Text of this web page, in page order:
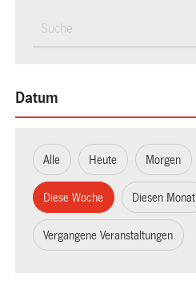
Datum
Alle Heute Morgen
Diese Woche Diesen Monat
Vergangene Veranstaltungen